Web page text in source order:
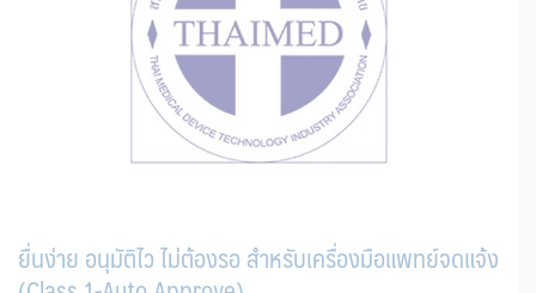
ยื่นง่าย อนุมัติไว ไม่ต้องรอ สำหรับเครื่องมือแพทย์จดแจ้ง